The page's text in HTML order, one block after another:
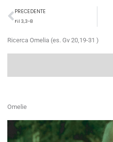
Precedente
PRECEDENTE
Fil 3,3-8
Ricerca Omelia (es. Gv 20,19-31 )
Omelie